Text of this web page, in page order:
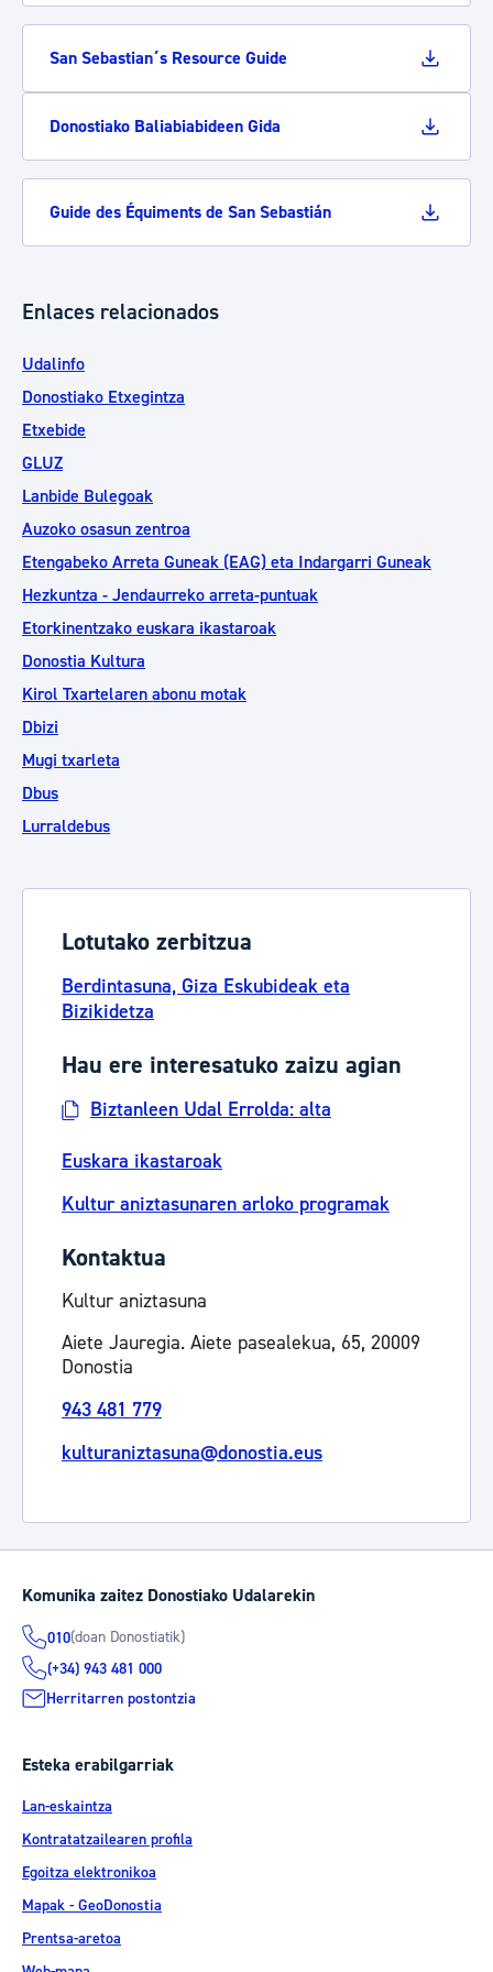
San Sebastian´s Resource Guide
Donostiako Baliabiabideen Gida
Guide des Équiments de San Sebastián
Enlaces relacionados
Udalinfo
Donostiako Etxegintza
Etxebide
GLUZ
Lanbide Bulegoak
Auzoko osasun zentroa
Etengabeko Arreta Guneak (EAG) eta Indargarri Guneak
Hezkuntza - Jendaurreko arreta-puntuak
Etorkinentzako euskara ikastaroak
Donostia Kultura
Kirol Txartelaren abonu motak
Dbizi
Mugi txarleta
Dbus
Lurraldebus
Lotutako zerbitzua
Berdintasuna, Giza Eskubideak eta
Bizikidetza
Hau ere interesatuko zaizu agian
Biztanleen Udal Errolda: alta
Euskara ikastaroak
Kultur aniztasunaren arloko programak
Kontaktua
Kultur aniztasuna
Aiete Jauregia. Aiete pasealekua, 65, 20009
Donostia
943 481 779
kulturaniztasuna@donostia.eus
Komunika zaitez Donostiako Udalarekin
010(doan Donostiatik)
(+34) 943 481 000
Herritarren postontzia
Esteka erabilgarriak
Lan-eskaintza
Kontratatzailearen profila
Egoitza elektronikoa
Mapak - GeoDonostia
Prentsa-aretoa